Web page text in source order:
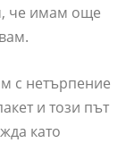
че имам още
с нетърпение
и този път
като